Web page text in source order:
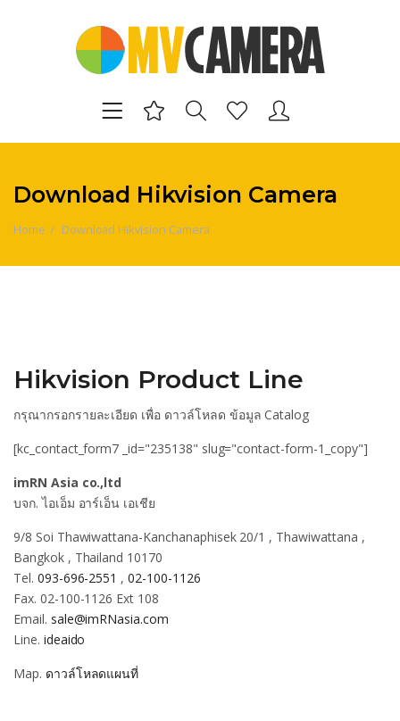
Download Hikvision Camera
Home Download Hikvision Camera
Hikvision Product Line
กรุณากรอกรายละเอียด เพื่อ ดาวล์โหลด ข้อมูล Catalog
[kc_contact_form7 _id="235138" slug="contact-form-1_copy"]
imRN Asia co.,ltd
บจก. ไอเอ็ม อาร์เอ็น เอเชีย
9/8 Soi Thawiwattana-Kanchanaphisek 20/1 , Thawiwattana ,
Bangkok , Thailand 10170
Tel. 093-696-2551 ,02-100-1126
Fax. 02-100-1126 Ext 108
Email. sale@imRNasia.com
Line. ideaido
Map. ดาวล์โหลดแผนที่